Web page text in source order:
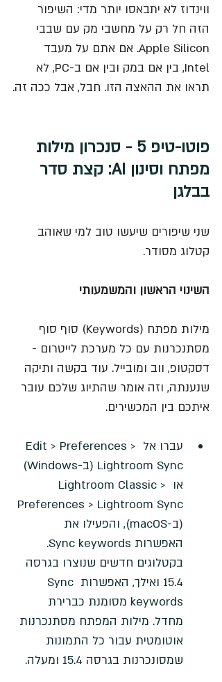
ווינדוז לא יתבאסו יותר מדי: השיפור
הזה חל רק על מחשבי מק עם שבבי
Apple Silicon. אם אתם על מעבד
Intel, בין אם במק ובין אם ב-PC, לא
תראו את ההאצה הזו. חבל, אבל ככה זה.
פוטו-טיפ 5 - סנכרון מילות
מפתח וסינון AI: קצת סדר
בבלגן
שני שיפורים שיעשו טוב למי שאוהב
קטלוג מסודר.
השינוי הראשון והמשמעותי
מילות מפתח (Keywords) סוף סוף
מסתנכרנות עם כל מערכת לייטרום -
דסקטופ, ווב ומובייל. עוד בקשה ותיקה
שנענתה, וזה אומר שהתיוג שלכם עובר
איתכם בין המכשירים.
עברו אל Edit > Preferences >
Lightroom Sync (ב-Windows)
או Lightroom Classic >
(ב-macOS), והפעילו את
האפשרות Sync keywords.
בקטלוגים חדשים שנוצרו בגרסה
15.4 ואילך, האפשרות Sync
keywords מסומנת כברירת
מחדל. מילות המפתח מסתנכרנות
אוטומטית עבור כל התמונות
שמסונכרנות בגרסה 15.4 ומעלה.